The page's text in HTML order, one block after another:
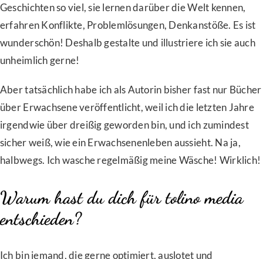
Geschichten so viel, sie lernen darüber die Welt kennen,
erfahren Konflikte, Problemlösungen, Denkanstöße. Es ist
wunderschön! Deshalb gestalte und illustriere ich sie auch
unheimlich gerne!
Aber tatsächlich habe ich als Autorin bisher fast nur Bücher
über Erwachsene veröffentlicht, weil ich die letzten Jahre
irgendwie über dreißig geworden bin, und ich zumindest
sicher weiß, wie ein Erwachsenenleben aussieht. Na ja,
halbwegs. Ich wasche regelmäßig meine Wäsche! Wirklich!
Warum hast du dich für tolino media
entschieden?
Ich bin jemand, die gerne optimiert, auslotet und